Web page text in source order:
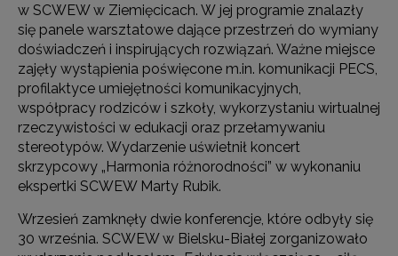
w SCWEW w Ziemięcicach. W jej programie znalazły
się panele warsztatowe dające przestrzeń do wymiany
doświadczeń i inspirujących rozwiązań. Ważne miejsce
zajęły wystąpienia poświęcone m.in. komunikacji PECS,
profilaktyce umiejętności komunikacyjnych,
współpracy rodziców i szkoły, wykorzystaniu wirtualnej
rzeczywistości w edukacji oraz przełamywaniu
stereotypów. Wydarzenie uświetnił koncert
skrzypcowy „Harmonia różnorodności” w wykonaniu
ekspertki SCWEW Marty Rubik.
Wrzesień zamknęły dwie konferencje, które odbyły się
30 września. SCWEW w Bielsku-Białej zorganizowało